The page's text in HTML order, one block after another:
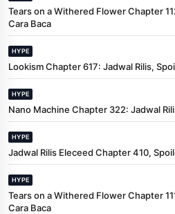
Tears on a Withered Flower Chapter
Cara Baca
HYPE
Lookism Chapter 617: Jadwal Rilis,
HYPE
Nano Machine Chapter 322: Jadwal
HYPE
Jadwal Rilis Eleceed Chapter 410,
HYPE
Tears on a Withered Flower Chapter
Cara Baca